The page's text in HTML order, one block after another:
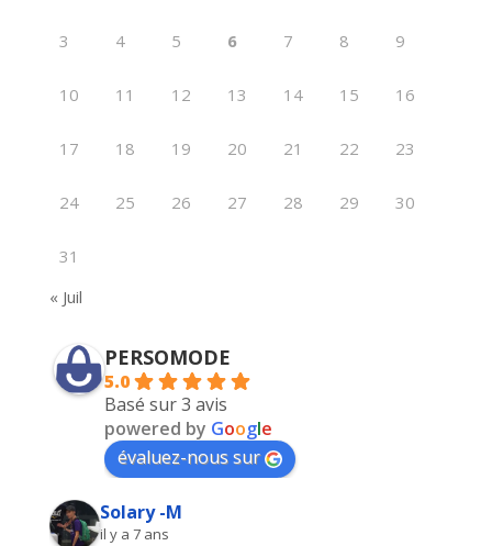
3 4 5 6 7 8 9
10 11 12 13 14 15 16
17 18 19 20 21 22 23
24 25 26 27 28 29 30
31
« Juil
PERSOMODE
5.0
Basé sur 3 avis
powered by Google
évaluez-nous sur
Solary -M
il y a 7 ans